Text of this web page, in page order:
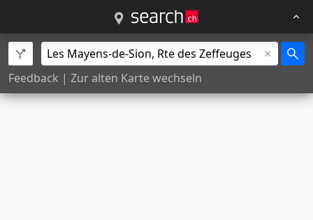
Feedback | Zur alten Karte wechseln